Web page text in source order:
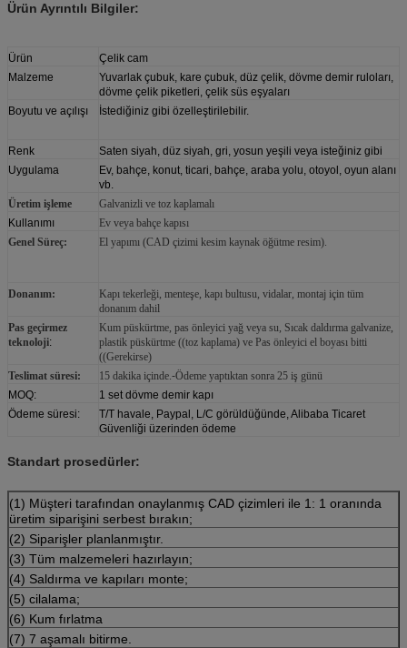
Ürün Ayrıntılı Bilgiler:
Ürün
Çelik cam
Malzeme
Yuvarlak çubuk, kare çubuk, düz çelik, dövme demir ruloları,
dövme çelik piketleri, çelik süs eşyaları
Boyutu ve açılışı
İstediğiniz gibi özelleştirilebilir.
Renk
Saten siyah, düz siyah, gri, yosun yeşili veya isteğiniz gibi
Uygulama
Ev, bahçe, konut, ticari, bahçe, araba yolu, otoyol, oyun alanı
vb.
Üretim işleme
Galvanizli ve toz kaplamalı
Kullanımı
Ev veya bahçe kapısı
Genel Süreç: El yapımı (CAD çizimi kesim kaynak öğütme resim).
Donanım:
Kapı tekerleği, menteşe, kapı bultusu, vidalar, montaj için tüm
donanım dahil
Pas geçirmez
teknoloji:
Kum püskürtme, pas önleyici yağ veya su, Sıcak daldırma galvanize,
plastik püskürtme ((toz kaplama) ve Pas önleyici el boyası bitti
((Gerekirse)
Teslimat süresi:
15 dakika içinde.-Ödeme yaptıktan sonra 25 iş günü
MOQ:
1 set dövme demir kapı
Ödeme süresi:
T/T havale, Paypal, L/C görüldüğünde, Alibaba Ticaret
Güvenliği üzerinden ödeme
Standart prosedürler:
(1) Müşteri tarafından onaylanmış CAD çizimleri ile 1: 1 oranında
üretim siparişini serbest bırakın;
(2) Siparişler planlanmıştır.
(3) Tüm malzemeleri hazırlayın;
(4) Saldırma ve kapıları monte;
(5) cilalama;
(6) Kum fırlatma
(7) 7 aşamalı bitirme.